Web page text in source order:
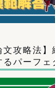
文攻略法
るパーフェ